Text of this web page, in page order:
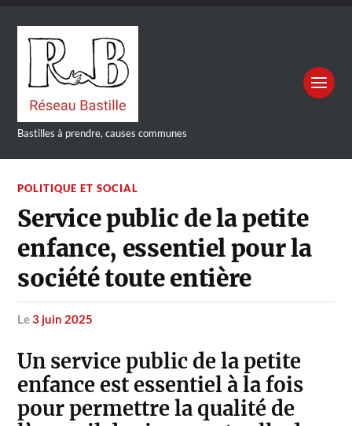
Bastilles à prendre, causes communes
POLITIQUE ET SOCIAL
Service public de la petite
enfance, essentiel pour la
société toute entière
le3 juin 2025
Un service public de la petite
enfance est essentiel à la fois
pour permettre la qualité de